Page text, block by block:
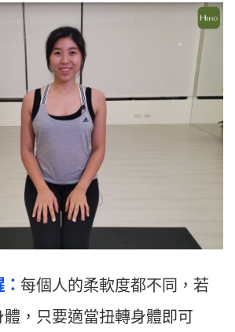
每個人的柔軟度都不同，若
，只要適當扭轉身體即可